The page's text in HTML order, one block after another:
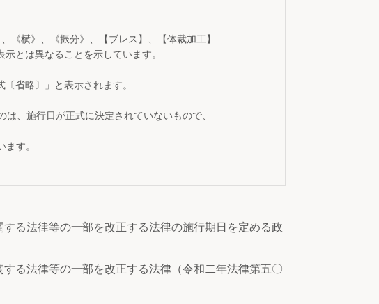
《横》、《振分》、【ブレス】、【体裁加工】
とは異なることを示しています。
省略〕」と表示されます。
、施行日が正式に決定されていないもので、
す。
る法律等の一部を改正する法律の施行期日を定める政
る法律等の一部を改正する法律（令和二年法律第五〇